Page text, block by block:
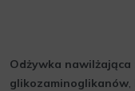
Odżywka nawilżająca
glikozaminoglikanów,